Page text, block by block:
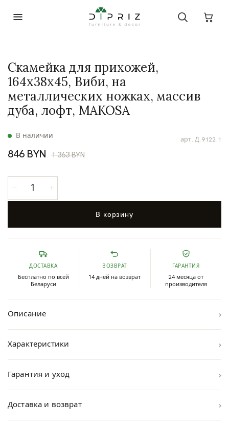
арт. Д.9122.1
В наличии
Скамейка для прихожей,
164х38х45, Виби, на
металлических ножках, массив
дуба, лофт, MAKOSA
846 BYN 1 363 BYN
В корзину
ДОСТАВКА
Бесплатно по всей
Беларуси
ВОЗВРАТ
14 дней на возврат
ГАРАНТИЯ
24 месяца от
производителя
Описание ›
Характеристики ›
Гарантия и уход ›
Доставка и возврат ›